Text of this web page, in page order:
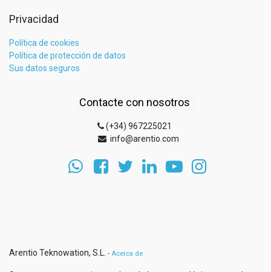
Privacidad
Política de cookies
Política de protección de datos
Sus datos seguros
Contacte con nosotros
(+34) 967225021
info@arentio.com
Arentio Teknowation, S.L. - Acerca de